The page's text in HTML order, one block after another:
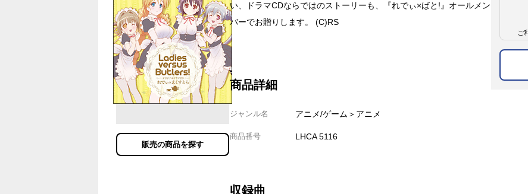
販売の商品を探す
い、ドラマCDならではのストーリーも、『れでぃ×ばと!』オールメン
バーでお贈りします。 (C)RS
商品詳細
ジャンル名 アニメ/ゲーム＞アニメ
商品番号 LHCA 5116
収録曲
ご